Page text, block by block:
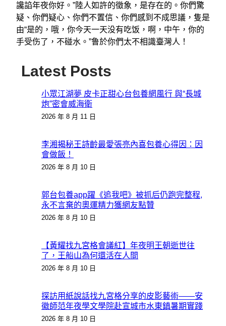
讒諂年夜你好。”陸人如許的徵象，是存在的。你們驚
疑、你們疑心、你們不置信、你們感到不成思議，隻是
由“是的，哦，你今天一天没有吃饭，啊，中午，你的
手受伤了，不碰水。”鲁於你們太不相識臺灣人！
Latest Posts
小眾江湖夢 皮卡正甜心台包養網風行 與“長城
炮”密會威海衛
2026 年 8 月 11 日
李湘揭秘王詩齡最愛張亮內喜包養心得因：因
會做飯！
2026 年 8 月 10 日
郭台包養app躍《追我吧》被抓后仍跑完整程,
永不言棄的奧運精力獲網友點贊
2026 年 8 月 10 日
【黃耀找九宮格會議紅】年夜明王朝逝世往
了，王船山為何還活在人間
2026 年 8 月 10 日
探訪用紙說話找九宮格分享的皮影藝術——安
徽師范年夜學文學院赴宣城市水東鎮暑期實踐
2026 年 8 月 10 日